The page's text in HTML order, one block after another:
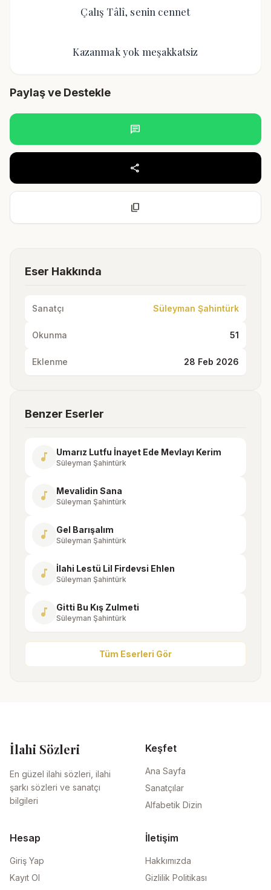
Çalış Tâlî, senin cennet
Kazanmak yok meşakkatsiz
Paylaş ve Destekle
chat
share
content_copy
Eser Hakkında
Sanatçı Süleyman Şahintürk
Okunma 51
Eklenme 28 Feb 2026
Benzer Eserler
music_note Umarız Lutfu İnayet Ede Mevlayı Kerim
Süleyman Şahintürk
music_note Mevalidin Sana
Süleyman Şahintürk
music_note Gel Barışalım
Süleyman Şahintürk
music_note İlahi Lestü Lil Firdevsi Ehlen
Süleyman Şahintürk
music_note Gitti Bu Kış Zulmeti
Süleyman Şahintürk
Tüm Eserleri Gör
İlahi Sözleri
En güzel ilahi sözleri, ilahi
şarkı sözleri ve sanatçı
bilgileri
Keşfet
Ana Sayfa
Sanatçılar
Alfabetik Dizin
Hesap
Giriş Yap
Kayıt Ol
İletişim
Hakkımızda
Gizlilik Politikası